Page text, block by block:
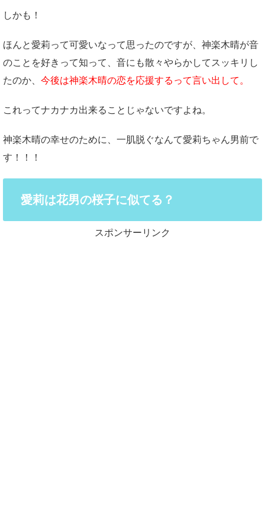
しかも！
ほんと愛莉って可愛いなって思ったのですが、神楽木晴が音
のことを好きって知って、音にも散々やらかしてスッキリし
たのか、 今後は神楽木晴の恋を応援するって言い出して。
これってナカナカ出来ることじゃないですよね。
神楽木晴の幸せのために、一肌脱ぐなんて愛莉ちゃん男前で
す！！！
愛莉は花男の桜子に似てる？
スポンサーリンク